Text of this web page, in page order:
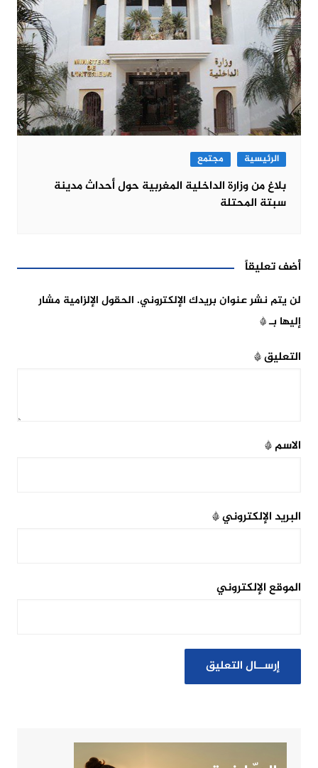
الرئيسية مجتمع
بلاغ من وزارة الداخلية المغربية حول أحداث مدينة
سبتة المحتلة
أضف تعليقاً
لن يتم نشر عنوان بريدك الإلكتروني. الحقول الإلزامية مشار
إليها بـ*
التعليق*
الاسم*
البريد الإلكتروني*
الموقع الإلكتروني